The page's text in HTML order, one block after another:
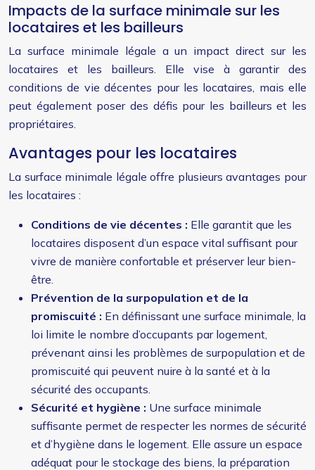
Impacts de la surface minimale sur les
locataires et les bailleurs
La surface minimale légale a un impact direct sur les
locataires et les bailleurs. Elle vise à garantir des
conditions de vie décentes pour les locataires, mais elle
peut également poser des défis pour les bailleurs et les
propriétaires.
Avantages pour les locataires
La surface minimale légale offre plusieurs avantages pour
les locataires :
Conditions de vie décentes : Elle garantit que les
locataires disposent d’un espace vital suffisant pour
vivre de manière confortable et préserver leur bien-
être.
Prévention de la surpopulation et de la
promiscuité : En définissant une surface minimale, la
loi limite le nombre d’occupants par logement,
prévenant ainsi les problèmes de surpopulation et de
promiscuité qui peuvent nuire à la santé et à la
sécurité des occupants.
Sécurité et hygiène : Une surface minimale
suffisante permet de respecter les normes de sécurité
et d’hygiène dans le logement. Elle assure un espace
adéquat pour le stockage des biens, la préparation